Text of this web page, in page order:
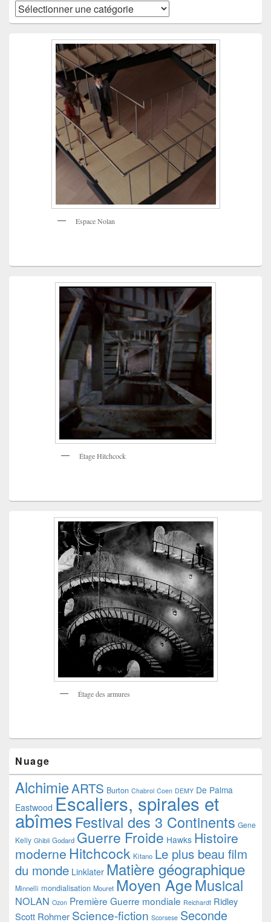
Catégories
Espace Nolan
Étage Hitchcock
Étage des armures
Nuage
AlchimieARTS Burton Chabrol Coen DEMY De Palma
Eastwood Escaliers, spirales et
abîmes Festival des 3 Continents Gene
Kelly Ghibli Godard Guerre Froide Hawks Histoire
moderne Hitchcock Kitano Le plus beau film
du monde Linklater Matière géographique
Minnelli mondialisation Mouret Moyen AgeMusical
NOLAN Ozon Première Guerre mondiale Reichardt Ridley
Scott Rohmer Science-fiction Scorsese Seconde